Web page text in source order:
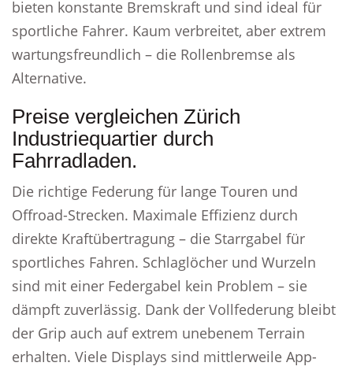
bieten konstante Bremskraft und sind ideal für
sportliche Fahrer. Kaum verbreitet, aber extrem
wartungsfreundlich – die Rollenbremse als
Alternative.
Preise vergleichen Zürich
Industriequartier durch
Fahrradladen.
Die richtige Federung für lange Touren und
Offroad-Strecken. Maximale Effizienz durch
direkte Kraftübertragung – die Starrgabel für
sportliches Fahren. Schlaglöcher und Wurzeln
sind mit einer Federgabel kein Problem – sie
dämpft zuverlässig. Dank der Vollfederung bleibt
der Grip auch auf extrem unebenem Terrain
erhalten. Viele Displays sind mittlerweile App-